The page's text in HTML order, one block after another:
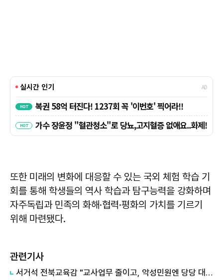
또한 미래의 변화에 대응할 수 있는 국외 체험 학습 기
회를 통해 학생들의 역사 학습과 탐구능력을 강화하며
자주독립과 민족의 화해·협력·평화의 가치를 기르기
위해 마련됐다.
관련기사
서거석 전북교육감 "교사업무 줄이고, 악성민원엔 당당 대처"